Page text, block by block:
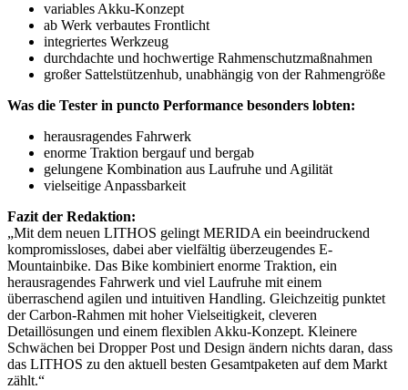
variables Akku-Konzept
ab Werk verbautes Frontlicht
integriertes Werkzeug
durchdachte und hochwertige Rahmenschutzmaßnahmen
großer Sattelstützenhub, unabhängig von der Rahmengröße
Was die Tester in puncto Performance besonders lobten:
herausragendes Fahrwerk
enorme Traktion bergauf und bergab
gelungene Kombination aus Laufruhe und Agilität
vielseitige Anpassbarkeit
Fazit der Redaktion:
„Mit dem neuen LITHOS gelingt MERIDA ein beeindruckend
kompromissloses, dabei aber vielfältig überzeugendes E-
Mountainbike. Das Bike kombiniert enorme Traktion, ein
herausragendes Fahrwerk und viel Laufruhe mit einem
überraschend agilen und intuitiven Handling. Gleichzeitig punktet
der Carbon-Rahmen mit hoher Vielseitigkeit, cleveren
Detaillösungen und einem flexiblen Akku-Konzept. Kleinere
Schwächen bei Dropper Post und Design ändern nichts daran, dass
das LITHOS zu den aktuell besten Gesamtpaketen auf dem Markt
zählt.“